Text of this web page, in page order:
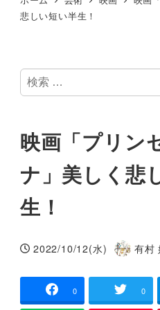
悲しい短い半生！
検
索
映画「プリン
ナ」美しく悲
生！
投稿日
2022/10/12(水)
著
有村
0 0